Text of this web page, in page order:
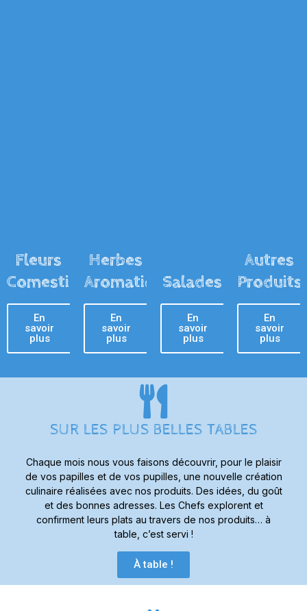
Fleurs
Comestibles
En
savoir
plus
Herbes
Aromatiques
En
savoir
plus
Salades
En
savoir
plus
Autres
Produits
En
savoir
plus
SUR LES PLUS BELLES TABLES
Chaque mois nous vous faisons découvrir, pour le plaisir
de vos papilles et de vos pupilles, une nouvelle création
culinaire réalisées avec nos produits. Des idées, du goût
et des bonnes adresses. Les Chefs explorent et
confirment leurs plats au travers de nos produits… à
table, c’est servi !
À table !